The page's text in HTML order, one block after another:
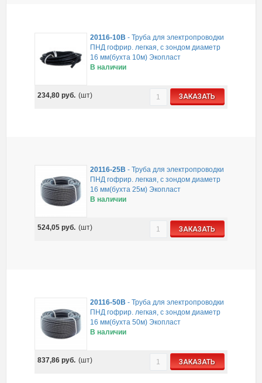
20116-10B -Труба для электропроводки
ПНД гофрир. легкая, с зондом диаметр
16 мм(бухта 10м) Экопласт
В наличии
234,80руб. (шт) ЗАКАЗАТЬ
20116-25B -Труба для электропроводки
ПНД гофрир. легкая, с зондом диаметр
16 мм(бухта 25м) Экопласт
В наличии
524,05руб. (шт) ЗАКАЗАТЬ
20116-50B -Труба для электропроводки
ПНД гофрир. легкая, с зондом диаметр
16 мм(бухта 50м) Экопласт
В наличии
837,86руб. (шт) ЗАКАЗАТЬ